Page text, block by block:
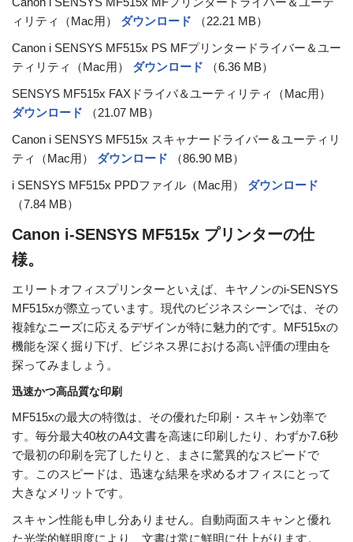
ィリティ（Mac用） ダウンロード
（22.21 MB）
Canon i SENSYS MF515x PS MFプリンタードライバー＆ユー
ティリティ（Mac用） ダウンロード
（6.36 MB）
SENSYS MF515x FAXドライバ＆ユーティリティ（Mac用）
ダウンロード
（21.07 MB）
Canon i SENSYS MF515x スキャナードライバー＆ユーティリ
ティ（Mac用） ダウンロード
（86.90 MB）
i SENSYS MF515x PPDファイル（Mac用） ダウンロード
（7.84 MB）
Canon i-SENSYS MF515x プリンターの仕
様。
エリートオフィスプリンターといえば、キヤノンのi-SENSYS
MF515xが際立っています。現代のビジネスシーンでは、その
複雑なニーズに応えるデザインが特に魅力的です。MF515xの
機能を深く掘り下げ、ビジネス界における高い評価の理由を
探ってみましょう。
迅速かつ高品質な印刷
MF515xの最大の特徴は、その優れた印刷・スキャン効率で
す。毎分最大40枚のA4文書を高速に印刷したり、わずか7.6秒
で最初の印刷を完了したりと、まさに驚異的なスピードで
す。このスピードは、迅速な結果を求めるオフィスにとって
大きなメリットです。
スキャン性能も申し分ありません。自動両面スキャンと優れ
た光学的鮮明度により、文書は常に鮮明に仕上がります。